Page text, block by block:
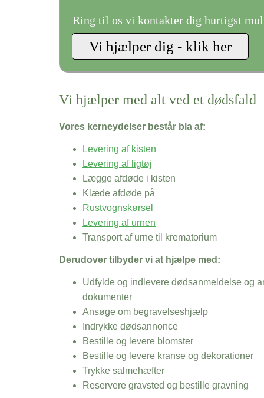
Ring til os vi kontakter dig hurtigst
Vi hjælper med alt ved et dødsfald
Vores kerneydelser består bla af:
Levering af kisten
Levering af ligtøj
Lægge afdøde i kisten
Klæde afdøde på
Rustvognskørsel
Levering af urnen
Transport af urne til krematorium
Derudover tilbyder vi at hjælpe med:
Udfylde og indlevere dødsanmeldelse og
dokumenter
Ansøge om begravelseshjælp
Indrykke dødsannonce
Bestille og levere blomster
Bestille og levere kranse og dekorationer
Trykke salmehæfter
Reservere gravsted og bestille gravning